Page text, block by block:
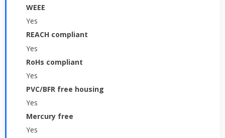
WEEE
Yes
REACH compliant
Yes
RoHs compliant
Yes
PVC/BFR free housing
Yes
Mercury free
Yes